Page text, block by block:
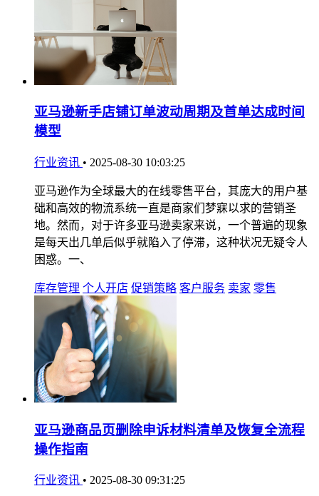
亚马逊新手店铺订单波动周期及首单达成时间
模型
行业资讯 • 2025-08-30 10:03:25
亚马逊作为全球最大的在线零售平台，其庞大的用户基
础和高效的物流系统一直是商家们梦寐以求的营销圣
地。然而，对于许多亚马逊卖家来说，一个普遍的现象
是每天出几单后似乎就陷入了停滞，这种状况无疑令人
困惑。一、
库存管理 个人开店 促销策略 客户服务 卖家 零售
亚马逊商品页删除申诉材料清单及恢复全流程
操作指南
行业资讯 • 2025-08-30 09:31:25